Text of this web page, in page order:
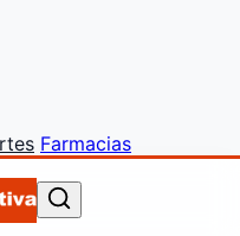
Farmacias